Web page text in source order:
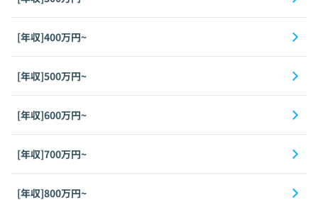
[年収]400万円~
[年収]500万円~
[年収]600万円~
[年収]700万円~
[年収]800万円~